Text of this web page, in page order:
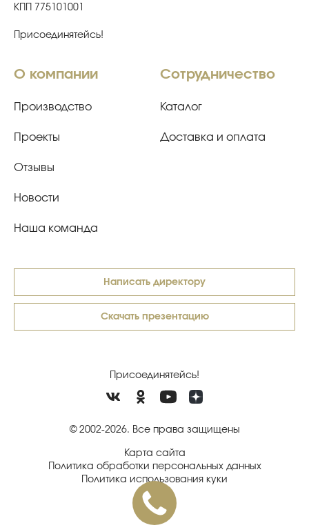
КПП 775101001
Присоединятейсь!
О компании
Производство
Проекты
Отзывы
Новости
Наша команда
Сотрудничество
Каталог
Доставка и оплата
Написать директору
Скачать презентацию
Присоединятейсь!
© 2002-2026. Все права защищены
Карта сайта
Политика обработки персональных данных
Политика использования куки